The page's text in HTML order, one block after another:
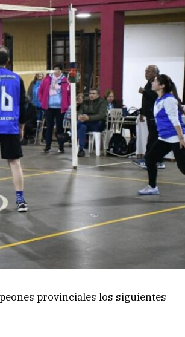
provinciales los siguientes